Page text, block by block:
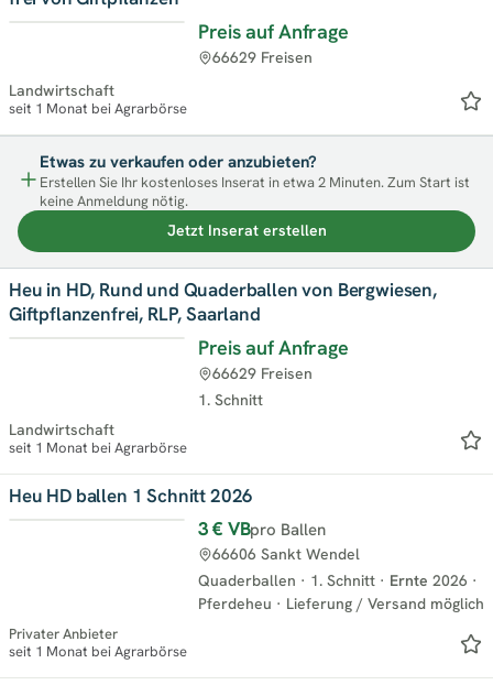
Preis auf Anfrage
66629 Freisen
Landwirtschaft
seit 1 Monat bei Agrarbörse
Etwas zu verkaufen oder anzubieten?
Erstellen Sie Ihr kostenloses Inserat in etwa 2 Minuten. Zum Start ist
keine Anmeldung nötig.
Jetzt Inserat erstellen
Heu in HD, Rund und Quaderballen von Bergwiesen,
Giftpflanzenfrei, RLP, Saarland
Preis auf Anfrage
1. Schnitt
66629 Freisen
Landwirtschaft
seit 1 Monat bei Agrarbörse
Heu HD ballen 1 Schnitt 2026
3 € VBpro Ballen
Quaderballen · 1. Schnitt · Ernte 2026 ·
Pferdeheu · Lieferung / Versand möglich
66606 Sankt Wendel
Privater Anbieter
seit 1 Monat bei Agrarbörse